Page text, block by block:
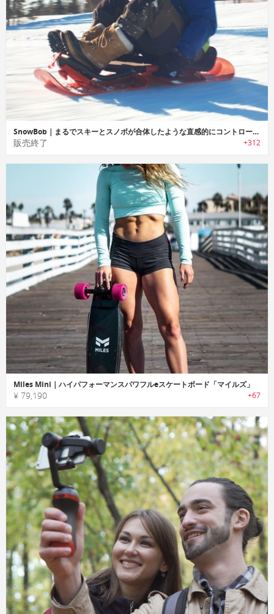
SnowBob｜まるでスキーとスノボが合体したような直感的にコントロール可能なソリ「スノーボブ」
販売終了 +312
Miles Mini｜ハイパフォーマンスパワフルeスケートボード「マイルズ」
¥ 79,190 +67